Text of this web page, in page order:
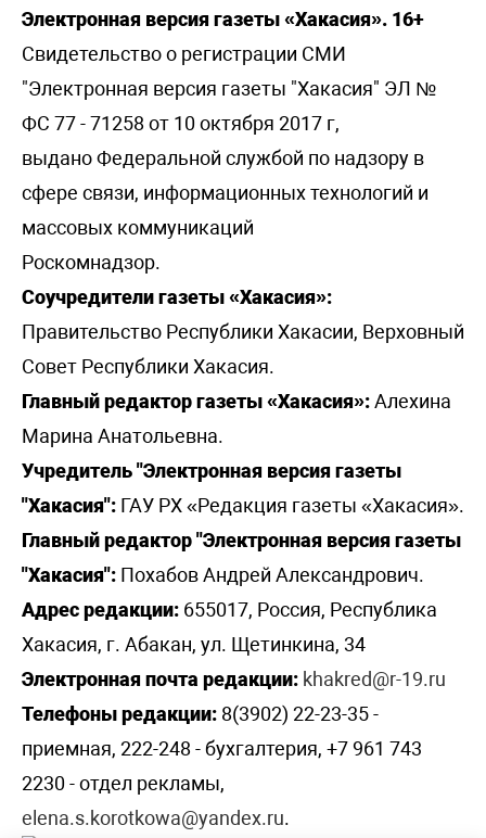
Электронная версия газеты «Хакасия». 16+
Свидетельство о регистрации СМИ
"Электронная версия газеты "Хакасия" ЭЛ №
ФС 77 - 71258 от 10 октября 2017 г,
выдано Федеральной службой по надзору в
сфере связи, информационных технологий и
массовых коммуникаций
Роскомнадзор.
Соучредители газеты «Хакасия»:
Правительство Республики Хакасии, Верховный
Совет Республики Хакасия.
Главный редактор газеты «Хакасия»:Алехина
Марина Анатольевна.
Учредитель "Электронная версия газеты
"Хакасия": ГАУ РХ «Редакция газеты «Хакасия».
Главный редактор "Электронная версия газеты
"Хакасия": Похабов Андрей Александрович.
Адрес редакции: 655017, Россия, Республика
Хакасия, г. Абакан, ул. Щетинкина, 34
Электронная почта редакции: khakred@r-19.ru
Телефоны редакции: 8(3902) 22-23-35 -
приемная, 222-248 - бухгалтерия, +7 961 743
2230 - отдел рекламы,
elena.s.korotkowa@yandex.ru.